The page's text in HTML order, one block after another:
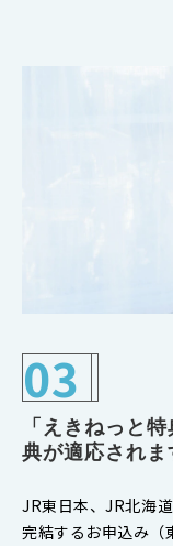
03
「えきねっと
典が適応されま
JR東日本、JR北海
完結するお申込み（